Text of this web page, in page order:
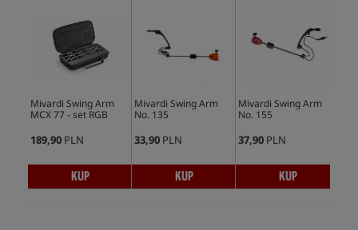
Mivardi Swing Arm
MCX 77 - set RGB
189,90 PLN
KUP
Mivardi Swing Arm
No. 135
33,90 PLN
KUP
Mivardi Swing Arm
No. 155
37,90 PLN
KUP